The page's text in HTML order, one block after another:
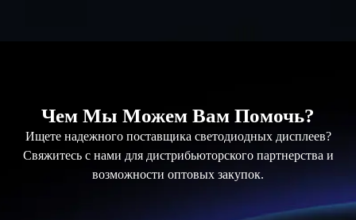
Чем Мы Можем Вам Помочь?
Ищете надежного поставщика светодиодных дисплеев?
Свяжитесь с нами для дистрибьюторского партнерства и
возможности оптовых закупок.